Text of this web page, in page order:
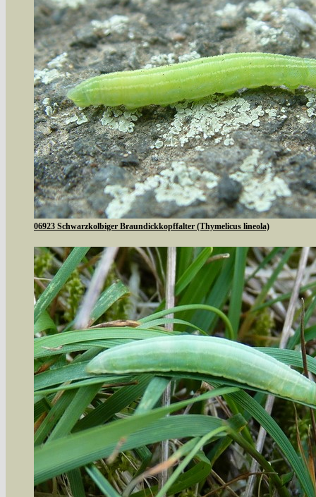
06923 Schwarzkolbiger Braundickkopffalter (Thymelicus lineola)